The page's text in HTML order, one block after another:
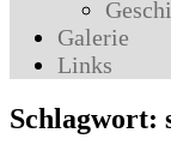
Galerie
Links
Schlagwort: